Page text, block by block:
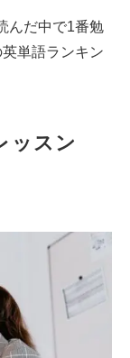
んだ中で1番勉
単語ランキン
ッスン